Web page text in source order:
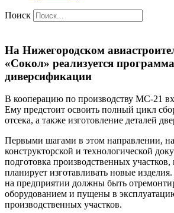
Поиск
На Нижегородском
«Сокол» реализуется программа
диверсификации
В кооперацию по производству МС-21
Ему предстоит освоить полный цикл
отсека, а также изготовление деталей
Первыми шагами в этом направлении,
конструкторской и технологической
подготовка производственных участков,
планирует изготавливать новые
на предприятии должны быть
оборудованием и пущены в
производственных участков.